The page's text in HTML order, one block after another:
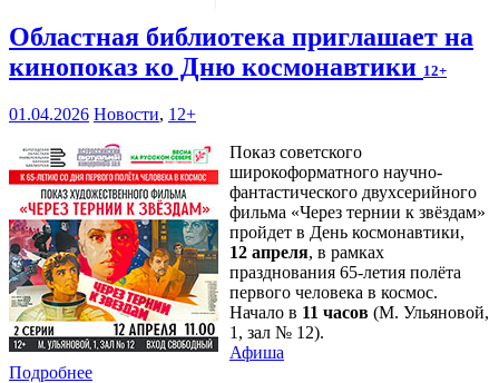
Областная библиотека приглашает на
кинопоказ ко Дню космонавтики 12+
01.04.2026 Новости, 12+
Показ советского
широкоформатного научно-
фантастического двухсерийного
фильма «Через тернии к звёздам»
пройдет в День космонавтики,
12 апреля, в рамках
празднования 65-летия полёта
первого человека в космос.
Начало в 11 часов (М. Ульяновой,
1, зал № 12).
Афиша
Подробнее